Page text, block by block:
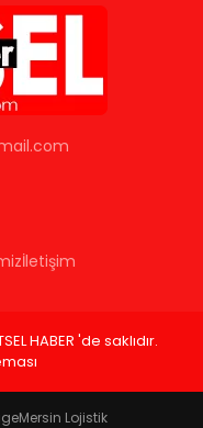
İletişim
HABER 'de saklıdır.
Mersin Lojistik